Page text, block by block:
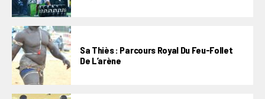
Sa Thiès : Parcours Royal Du Feu-Follet
De L’arène